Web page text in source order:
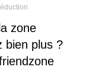
zone
bien plus ?